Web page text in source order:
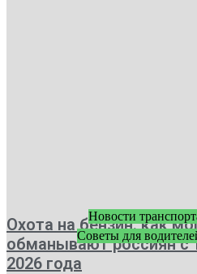
Новости
Советы для
Охота на бензин: как
обманывают россиян с
2026 года